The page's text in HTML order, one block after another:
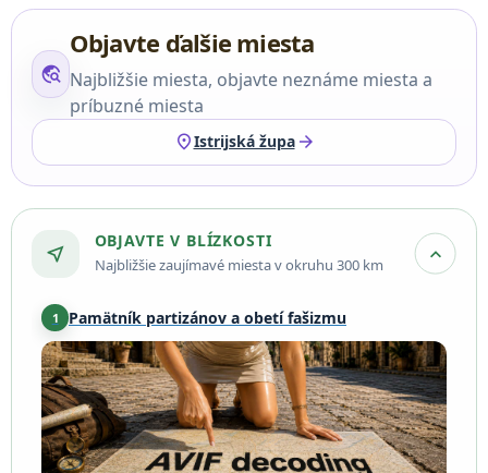
travel_explore
Objavte ďalšie miesta
Najbližšie miesta, objavte neznáme miesta a
príbuzné miesta
location_onIstrijská župa arrow_forward
near_me
OBJAVTE V BLÍZKOSTI
Najbližšie zaujímavé miesta v okruhu 300 km expand_more
1 Pamätník partizánov a obetí fašizmu
Rovinj·5,5 km